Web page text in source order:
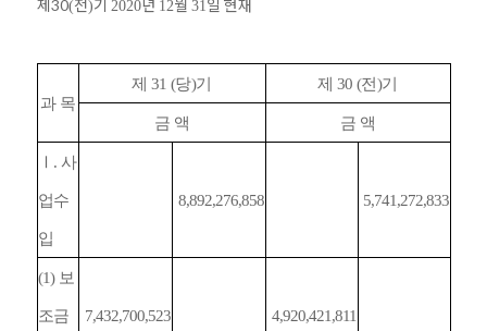
제30(전)기 2020년 12월 31일 현재
과 목
제31 (당)기 제30 (전)기
금 액 금 액
Ⅰ . 사
업수
입
8,892,276,858 5,741,272,833
(1) 보
조금 7,432,700,523 4,920,421,811